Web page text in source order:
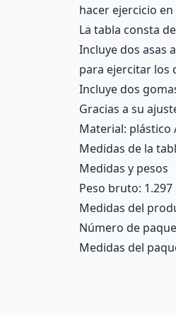
hacer ejercicio
La tabla consta
Incluye dos asas
para ejercitar los
Incluye dos
Gracias a su
Material: plástico
Medidas de la
Medidas y pesos
Peso bruto: 1.297
Medidas del
Número de
Medidas del